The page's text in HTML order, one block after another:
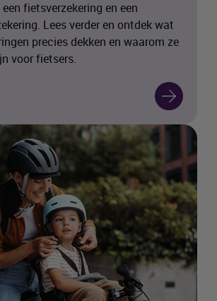
fietsverzekering en een
Lees verder en ontdek wat
precies dekken en waarom ze
voor fietsers.